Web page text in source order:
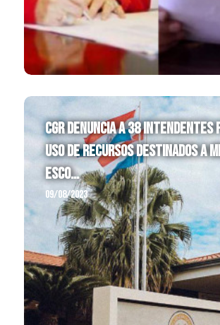
CGR denuncia a 38 intendentes
uso de recursos destinados a
esco...
09/08/2023